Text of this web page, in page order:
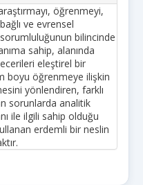
öğrenmeyi,
ve evrensel
bilincinde
sahip, alanında
eleştirel bir
boyu öğrenmeye ilişkin
yönlendiren, farklı
sorunlarda analitik
ile ilgili sahip olduğu
erdemli bir neslin